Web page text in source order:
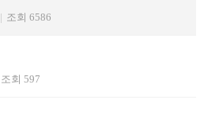
| 조회 6586
조회 597